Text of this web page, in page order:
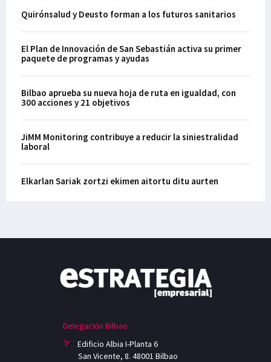
Quirónsalud y Deusto forman a los futuros sanitarios
El Plan de Innovación de San Sebastián activa su primer
paquete de programas y ayudas
Bilbao aprueba su nueva hoja de ruta en igualdad, con
300 acciones y 21 objetivos
JiMM Monitoring contribuye a reducir la siniestralidad
laboral
Elkarlan Sariak zortzi ekimen aitortu ditu aurten
Delegación Bilbao
Edificio Albia I-Planta 6
San Vicente, 8. 48001 Bilbao